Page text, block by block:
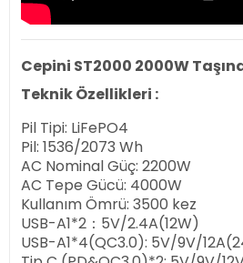
Cepini ST2000 2000W
Teknik Özellikleri :
Pil Tipi: LiFePO4
Pil: 1536/2073 Wh
AC Nominal Güç: 2200W
AC Tepe Gücü: 4000W
Kullanım Ömrü: 3500 kez
USB-A1*2：5V/2.4A(12W)
USB-A1*4(QC3.0): 5V/9V/